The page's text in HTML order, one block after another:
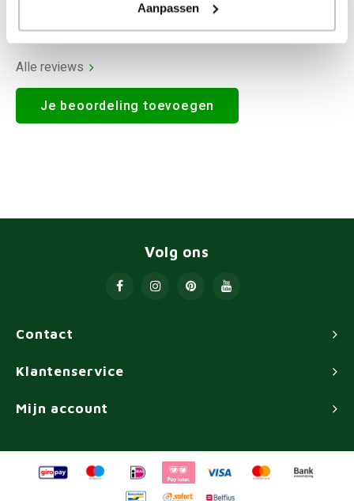
Aanpassen
Alle reviews
Je beoordeling toevoegen
Contact
Volg ons
Klantenservice
Mijn account